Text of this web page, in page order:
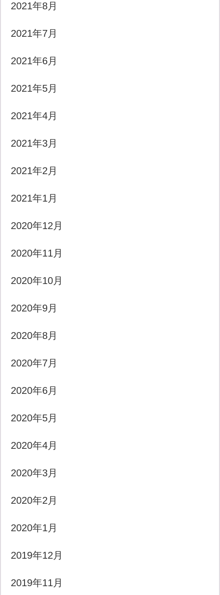
2021年8月
2021年7月
2021年6月
2021年5月
2021年4月
2021年3月
2021年2月
2021年1月
2020年12月
2020年11月
2020年10月
2020年9月
2020年8月
2020年7月
2020年6月
2020年5月
2020年4月
2020年3月
2020年2月
2020年1月
2019年12月
2019年11月